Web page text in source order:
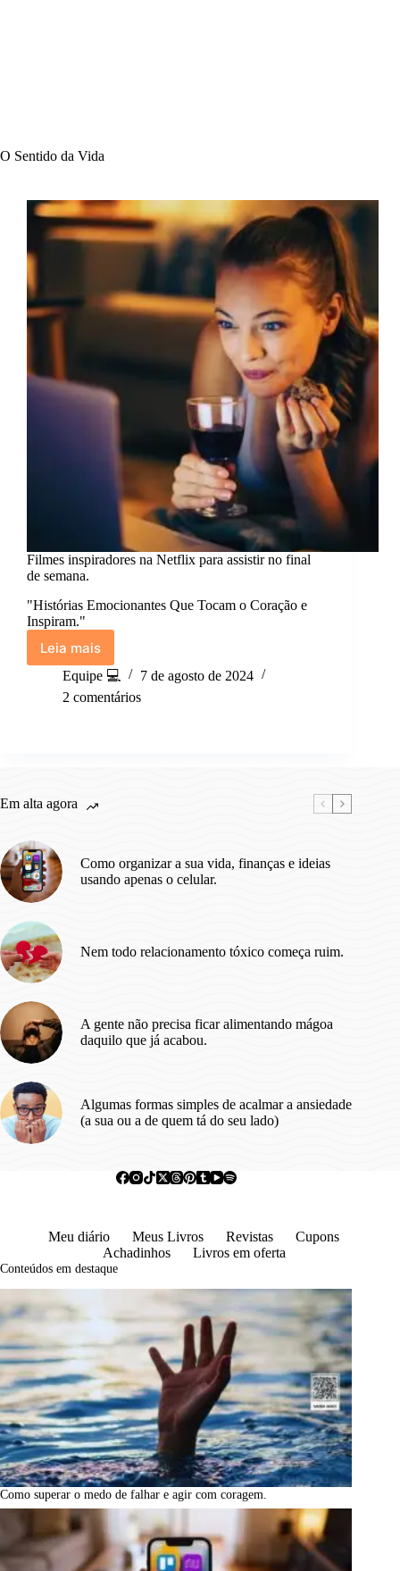
O Sentido da Vida
Filmes inspiradores na Netflix para assistir no final
de semana.
"Histórias Emocionantes Que Tocam o Coração e
Inspiram."
Leia mais
Filmes
inspiradores
na
Netflix
semana.
Equipe 💻
7 de agosto de 2024
2 comentários
Em alta agora
Como organizar a sua vida, finanças e ideias
usando apenas o celular.
Nem todo relacionamento tóxico começa ruim.
A gente não precisa ficar alimentando mágoa
daquilo que já acabou.
Algumas formas simples de acalmar a ansiedade
(a sua ou a de quem tá do seu lado)
Meu diário Meus Livros Revistas
Cupons
Achadinhos
Livros em oferta
Conteúdos em destaque
Como superar o medo de falhar e agir com coragem.